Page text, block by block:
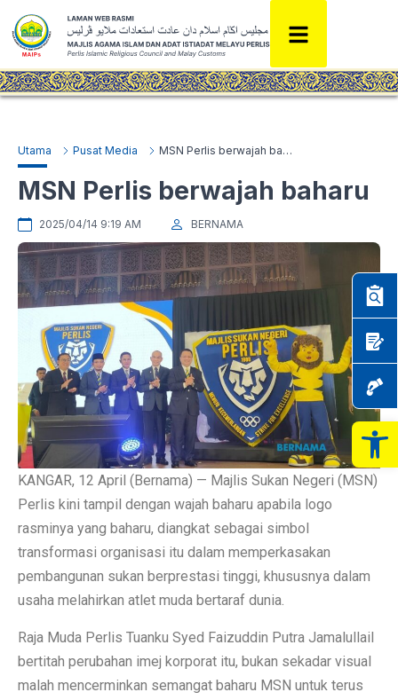
Utama Pusat Media MSN Perlis berwajah baharu
MSN Perlis berwajah baharu
2025/04/14 9:19 AM BERNAMA
KANGAR, 12 April (Bernama) — Majlis Sukan Negeri (MSN)
Perlis kini tampil dengan wajah baharu apabila logo
rasminya yang baharu, diangkat sebagai simbol
transformasi organisasi itu dalam memperkasakan
pembangunan sukan berprestasi tinggi, khususnya dalam
usaha melahirkan atlet muda bertaraf dunia.
Raja Muda Perlis Tuanku Syed Faizuddin Putra Jamalullail
bertitah perubahan imej korporat itu, bukan sekadar visual
malah mencerminkan semangat baharu MSN untuk terus